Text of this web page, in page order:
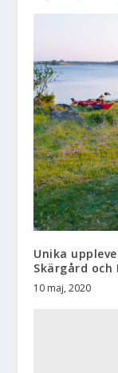
Unika
Skärgård
10 maj, 2020